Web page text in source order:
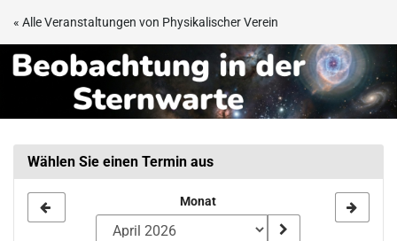
Zum
Inhalt
springen
« Alle Veranstaltungen von Physikalischer Verein
Beobachtungsabend
Sternwarte
Frankfurt
Wählen Sie einen Termin aus
Monat